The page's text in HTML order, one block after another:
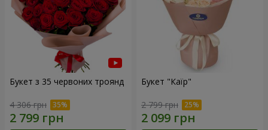
Букет з 35 червоних троянд
4 306 грн
Букет "Каїр"
2 799 грн